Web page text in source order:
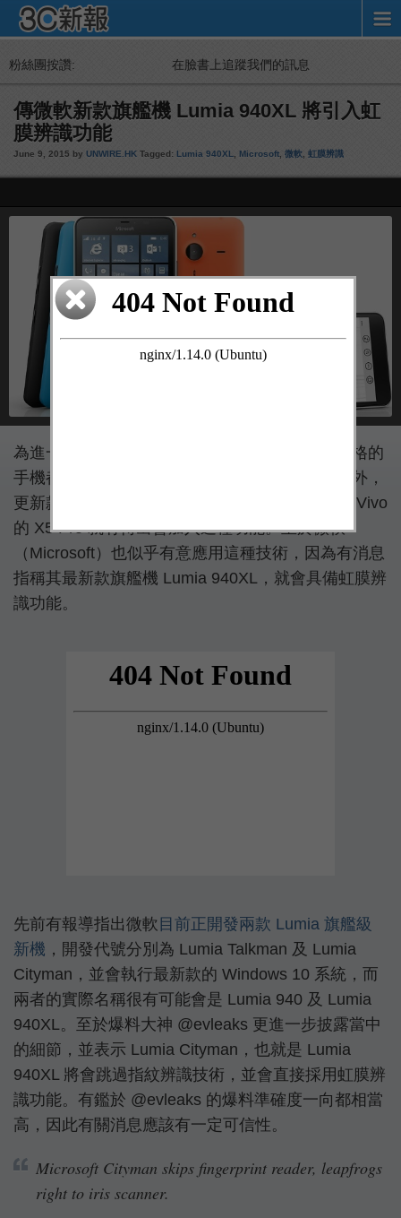
粉絲團按讚: 在臉書上追蹤我們的訊息
傳微軟新款旗艦機 Lumia 940XL 將引入虹
膜辨識功能
June 9, 2015 by UNWIRE.HK Tagged: Lumia 940XL Microsoft 微軟 虹膜辨識
為進一步加強保安功能，現時市面上不少較高規格的
手機都開始陸續加入指紋辨識功能，不過除此之外，
更新款的虹膜辨識功能最近亦開始被採用，例如 Vivo
的 X5 Pro 就有傳出會加入這種功能。至於微軟
（Microsoft）也似乎有意應用這種技術，因為有消息
指稱其最新款旗艦機 Lumia 940XL，就會具備虹膜辨
識功能。
先前有報導指出微軟 目前正開發兩款 Lumia 旗艦級
新機 ，開發代號分別為 Lumia Talkman 及 Lumia
Cityman，並會執行最新款的 Windows 10 系統，而
兩者的實際名稱很有可能會是 Lumia 940 及 Lumia
940XL。至於爆料大神 @evleaks 更進一步披露當中
的細節，並表示 Lumia Cityman，也就是 Lumia
940XL 將會跳過指紋辨識技術，並會直接採用虹膜辨
識功能。有鑑於 @evleaks 的爆料準確度一向都相當
高，因此有關消息應該有一定可信性。
Microsoft Cityman skips fingerprint reader, leapfrogs
right to iris scanner.